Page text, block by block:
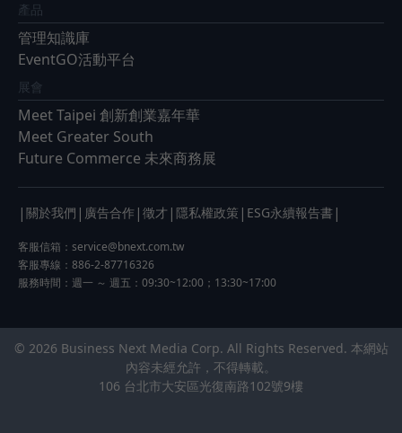
產品
管理知識庫
EventGO活動平台
展會
Meet Taipei 創新創業嘉年華
Meet Greater South
Future Commerce 未來商務展
| 關於我們 | 廣告合作 | 徵才 | 隱私權政策 | ESG永續報告書 |
客服信箱： service@bnext.com.tw
客服專線：886-2-87716326
服務時間：週一 ～ 週五：09:30~12:00；13:30~17:00
© 2026 Business Next Media Corp. All Rights Reserved. 本網站
內容未經允許，不得轉載。
106 台北市大安區光復南路102號9樓